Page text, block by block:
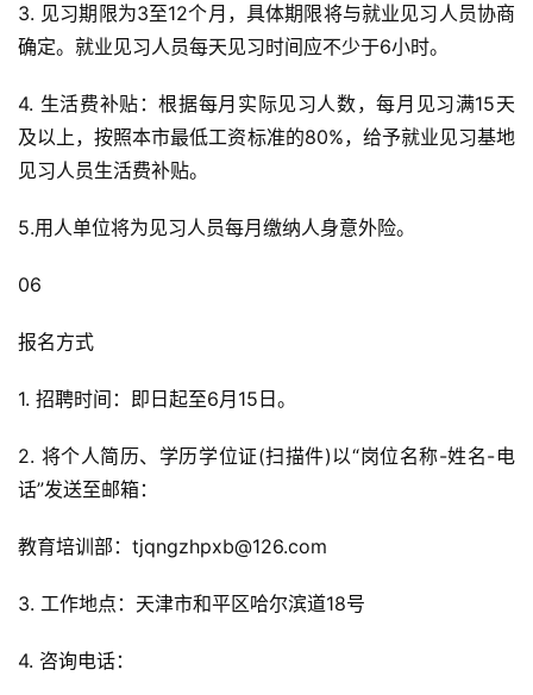
3. 见习期限为3至12个月，具体期限将与就业见习人员协商
确定。就业见习人员每天见习时间应不少于6小时。
4. 生活费补贴：根据每月实际见习人数，每月见习满15天
及以上，按照本市最低工资标准的80%，给予就业见习基地
见习人员生活费补贴。
5.用人单位将为见习人员每月缴纳人身意外险。
06
报名方式
1. 招聘时间：即日起至6月15日。
2. 将个人简历、学历学位证(扫描件)以“岗位名称-姓名-电
话”发送至邮箱：
教育培训部：tjqngzhpxb@126.com
3. 工作地点：天津市和平区哈尔滨道18号
4. 咨询电话：